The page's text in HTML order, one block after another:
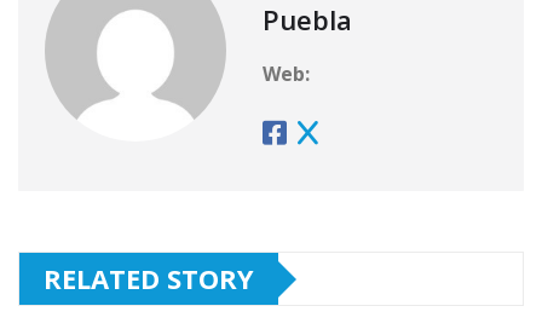
Puebla
Web:
RELATED STORY